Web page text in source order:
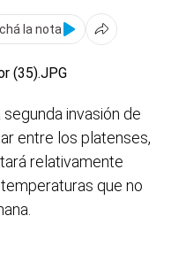
la nota
invasión de
entre los platenses,
relativamente
que no